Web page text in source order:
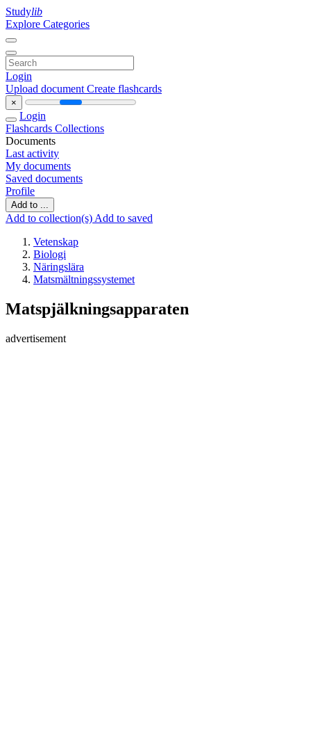
Studylib
Explore Categories
Login
Upload document Create flashcards
×
Login
Flashcards Collections
Documents
Last activity
My documents
Saved documents
Profile
Add to ...
Add to collection(s) Add to saved
Vetenskap
Biologi
Näringslära
Matsmältningssystemet
Matspjälkningsapparaten
advertisement